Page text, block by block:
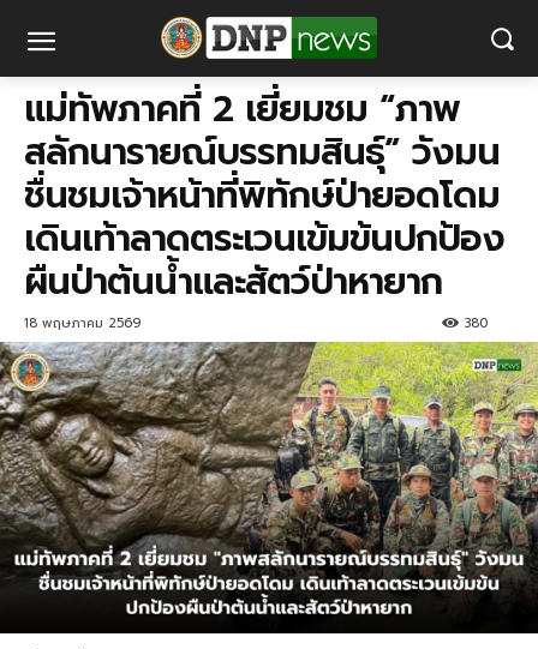
แม่ทัพภาคที่ 2 เยี่ยมชม “ภาพ
สลักนารายณ์บรรทมสินธุ์” วังมน
ชื่นชมเจ้าหน้าที่พิทักษ์ป่ายอดโดม
เดินเท้าลาดตระเวนเข้มข้นปกป้อง
ผืนป่าต้นน้ำและสัตว์ป่าหายาก
18 พฤษภาคม 2569 380